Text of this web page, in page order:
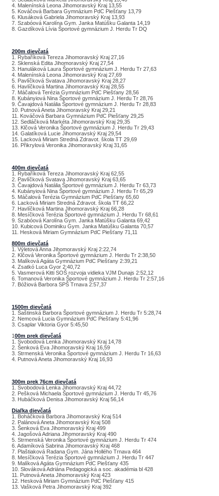
4. Malenínská Leona Jihomoravský Kraj 13,55
5. Kováčová Barbara Gymnázium PdC Piešťany 13,79
6. Klusáková Gabriela Jihomoravský Kraj 13,93
7. Szabóová Karolína Gym. Janka Matúšku Galanta 14,19
8. Gazdíková Lívia Športové gymnázium J. Herdu Tr DQ
200m dievčatá
1. Rybaříková Tereza Jihomoravský Kraj 27,16
2. Sklenská Edita Jihomoravský Kraj 27,54
3. Hanuláková Laura Športové gymnázium J. Herdu Tr 27,63
4. Malenínská Leona Jihomoravský Kraj 27,69
5. Pavlíčková Svatava Jihomoravský Kraj 28,27
6. Havlíčková Martina Jihomoravský Kraj 28,55
7. Máčalová Terézia Gymnázium PdC Piešťany 28,56
8. Kubányiová Nina Športové gymnázium J. Herdu Tr 28,76
9. Čavajdová Natália Športové gymnázium J. Herdu Tr 28,83
10. Putnová Aneta Jihomoravský Kraj 29,21
11. Kováčová Barbara Gymnázium PdC Piešťany 29,25
12. Sedláčková Markéta Jihomoravský Kraj 29,35
13. Klčová Veronika Športové gymnázium J. Herdu Tr 29,43
14. Galatíková Lucie Jihomoravský Kraj 29,54
15. Lacková Miriam Stredná Zdravot. škola TT 29,69
16. Přikrylová Veronika Jihomoravský Kraj 31,65
400m dievčatá
1. Rybaříková Tereza Jihomoravský Kraj 62,55
2. Pavlíčková Svatava Jihomoravský Kraj 63,65
3. Čavajdová Natália Športové gymnázium J. Herdu Tr 63,73
4. Kubányiová Nina Športové gymnázium J. Herdu Tr 65,29
5. Máčalová Terézia Gymnázium PdC Piešťany 65,60
6. Lacková Miriam Stredná Zdravot. škola TT 66,22
7. Havlíčková Martina Jihomoravský Kraj 66,28
8. Mesíčková Terézia Športové gymnázium J. Herdu Tr 68,61
9. Szabóová Karolína Gym. Janka Matúšku Galanta 69,42
10. Kubicová Dominiku Gym. Janka Matúšku Galanta 70,57
11. Hesková Miriam Gymnázium PdC Piešťany 71,11
800m dievčatá
1. Výletová Anna Jihomoravský Kraj 2:22,74
2. Klčová Veronika Športové gymnázium J. Herdu Tr 2:38,50
3. Malíková Agáta Gymnázium PdC Piešťany 2:39,21
4. Zsatkó Luca Gyor 2:40,72
5. Vasmerová Kitti SOŠ rozvoja vidieka VJM Dunajs 2:52,12
6. Tomanová Veronika Športové gymnázium J. Herdu Tr 2:57,16
7. Bóžiová Barbora SPŠ Trnava 2:57,37
1500m dievčatá
1. Šaštinská Barbora Športové gymnázium J. Herdu Tr 5:28,74
2. Nemcová Lucia Gymnázium PdC Piešťany 5:41,96
3. Csaplar Viktoria Gyor 5:45,50
1 00m prek dievčatá
1. Svobodová Lenka Jihomoravský Kraj 14,78
2. Šenková Eva Jihomoravský Kraj 16,59
3. Strmenská Veronika Športové gymnázium J. Herdu Tr 16,63
4. Putnová Aneta Jihomoravský Kraj 16,93
300m prek 76cm dievčatá
1. Svobodová Lenka Jihomoravský Kraj 44,72
2. Pešková Michaela Športové gymnázium J. Herdu Tr 45,76
3. Hubáčková Denisa Jihomoravský Kraj 56,14
Diaľka dievčatá
1. Boháčková Barbora Jihomoravský Kraj 514
2. Palánová Aneta Jihomoravský Kraj 508
3. Šenková Eva Jihomoravský Kraj 499
4. Jagošová Adriana Jihomoravský Kraj 490
5. Strmenská Veronika Športové gymnázium J. Herdu Tr 474
6. Adamíková Sabrina Jihomoravský Kraj 468
7. Plaštiaková Radana Gym. Jána Hollého Trnava 464
8. Mesíčková Terézia Športové gymnázium J. Herdu Tr 447
9. Malíková Agáta Gymnázium PdC Piešťany 435
10. Slováková Adriána Pedagogická a soc. akadémia bl 428
11. Putnová Aneta Jihomoravský Kraj 423
12. Hesková Miriam Gymnázium PdC Piešťany 415
13. Vašková Petra Jihomoravský Kraj 392